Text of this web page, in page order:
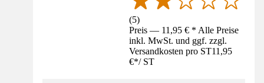
(5)
Preis — 11,95 € * Alle Preise
inkl. MwSt. und ggf. zzgl.
Versandkosten pro ST11,95
€*/ ST